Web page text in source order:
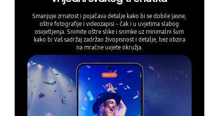
oštre fotografije i videozapisi - čak i u uvjetima slabog
osvjetljenja. Snimite oštre slike i snimke uz minimalni šum
kako bi Vaš sadržaj zadržao živopisnost i detalje, bez obzira
na mračne uvjete okružja.